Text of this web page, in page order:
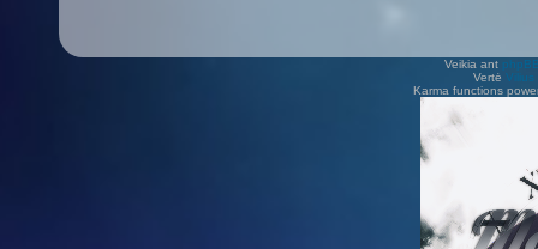
Veikia ant
Vertė Vilius
Karma functions